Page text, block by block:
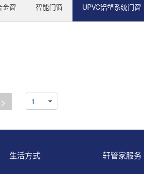
金窗 智能门窗 UPVC铝塑系统门窗
>
生活方式 轩管家服务